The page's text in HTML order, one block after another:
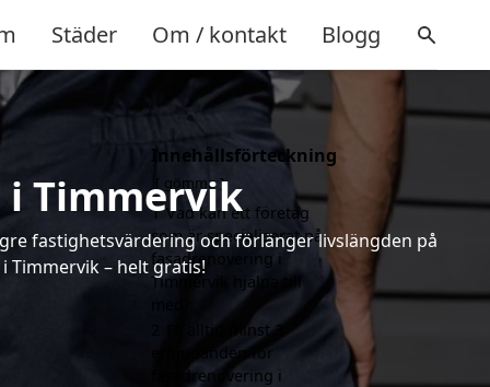
Städer Om / kontakt Blogg
i Timmervik
fastighetsvärdering och förlänger livslängden på
Timmervik – helt gratis!
Innehållsförteckning
gömma
1 Vad kan ett företag
som är specialiserat på
fasadrenovering i
Timmervik hjälpa till
Få alltid minst 3
erbjudanden för
fasadrenovering i